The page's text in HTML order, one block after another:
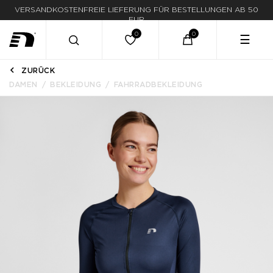
LIEFERUNG IN 1-3 WERKTAGEN
☰
ZURÜCK
DAMEN
BEKLEIDUNG FAHRRADBEKLEIDUNG